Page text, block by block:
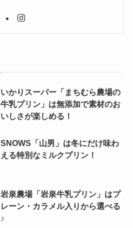
いかりスーパー「まちむら農場の
牛乳プリン」は無添加で素材のお
いしさが楽しめる！
SNOWS「山男」は冬にだけ味わ
える特別なミルクプリン！
岩泉農場「岩泉牛乳プリン」はプ
レーン・カラメル入りから選べる
♪